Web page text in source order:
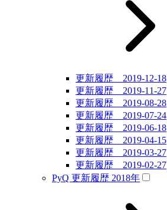
更新履歴 2019-12-18
更新履歴 2019-11-27
更新履歴 2019-08-28
更新履歴 2019-07-24
更新履歴 2019-06-18
更新履歴 2019-04-15
更新履歴 2019-03-27
更新履歴 2019-02-27
PyQ 更新履歴 2018年